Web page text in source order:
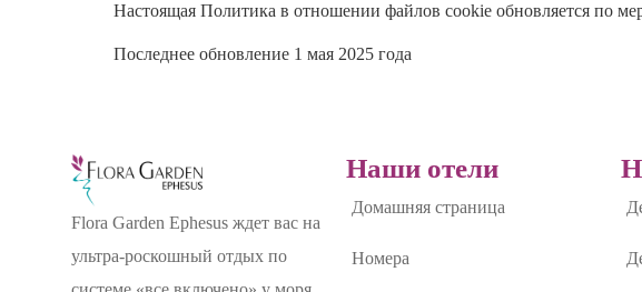
Настоящая Политика в отношении файлов cookie обновляется по
Последнее обновление 1 мая 2025 года
Flora Garden Ephesus ждет вас на
ультра-роскошный отдых по
Наши отели
Домашняя страница
Номера